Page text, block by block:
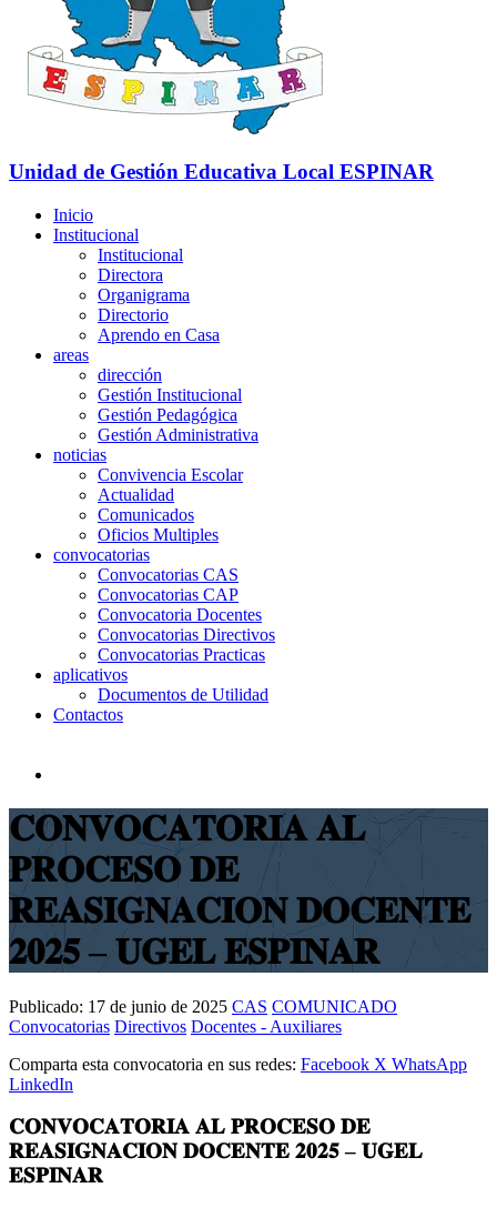
Unidad de Gestión Educativa Local ESPINAR
Inicio
Institucional
Institucional
Directora
Organigrama
Directorio
Aprendo en Casa
areas
dirección
Gestión Institucional
Gestión Pedagógica
Gestión Administrativa
noticias
Convivencia Escolar
Actualidad
Comunicados
Oficios Multiples
convocatorias
Convocatorias CAS
Convocatorias CAP
Convocatoria Docentes
Convocatorias Directivos
Convocatorias Practicas
aplicativos
Documentos de Utilidad
Contactos
𝐂𝐎𝐍𝐕𝐎𝐂𝐀𝐓𝐎𝐑𝐈𝐀 𝐀𝐋
𝐏𝐑𝐎𝐂𝐄𝐒𝐎 𝐃𝐄
𝐑𝐄𝐀𝐒𝐈𝐆𝐍𝐀𝐂𝐈𝐎𝐍 𝐃𝐎𝐂𝐄𝐍𝐓𝐄
𝟐𝟎𝟐𝟓 – 𝐔𝐆𝐄𝐋 𝐄𝐒𝐏𝐈𝐍𝐀𝐑
Publicado: 17 de junio de 2025 CAS COMUNICADO
Convocatorias Directivos Docentes - Auxiliares
Comparta esta convocatoria en sus redes: Facebook X WhatsApp
LinkedIn
𝐂𝐎𝐍𝐕𝐎𝐂𝐀𝐓𝐎𝐑𝐈𝐀 𝐀𝐋 𝐏𝐑𝐎𝐂𝐄𝐒𝐎 𝐃𝐄
𝐑𝐄𝐀𝐒𝐈𝐆𝐍𝐀𝐂𝐈𝐎𝐍 𝐃𝐎𝐂𝐄𝐍𝐓𝐄 𝟐𝟎𝟐𝟓 – 𝐔𝐆𝐄𝐋
𝐄𝐒𝐏𝐈𝐍𝐀𝐑